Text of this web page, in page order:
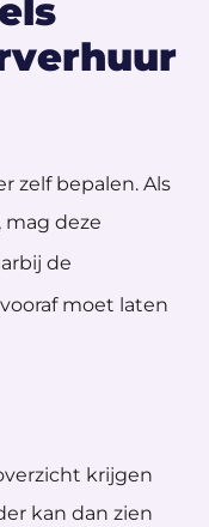
zelf bepalen. Als
mag deze
de
moet laten
krijgen
kan dan zien